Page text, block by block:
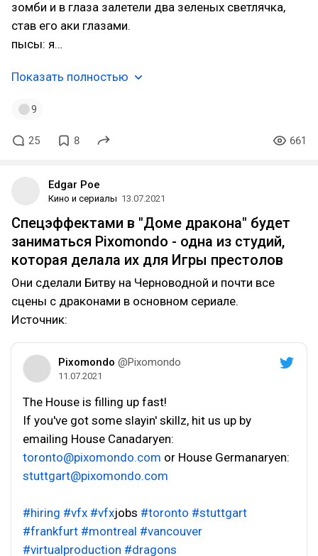
зомби и в глаза залетели два зеленых светлячка,
став его аки глазами.
пысы: я…
Показать полностью
9
25 8 661
Edgar Poe
Кино и сериалы 13.07.2021
Спецэффектами в "Доме дракона" будет
заниматься Pixomondo - одна из студий,
которая делала их для Игры престолов
Они сделали Битву на Черноводной и почти все
сцены с драконами в основном сериале.
Источник:
Pixomondo @Pixomondo
11.07.2021
The House is filling up fast!
If you've got some slayin' skillz, hit us up by
emailing House Canadaryen:
toronto@pixomondo.com or House Germanaryen:
stuttgart@pixomondo.com
#hiring #vfx #vfxjobs #toronto #stuttgart
#frankfurt #montreal #vancouver
#virtualproduction #dragons